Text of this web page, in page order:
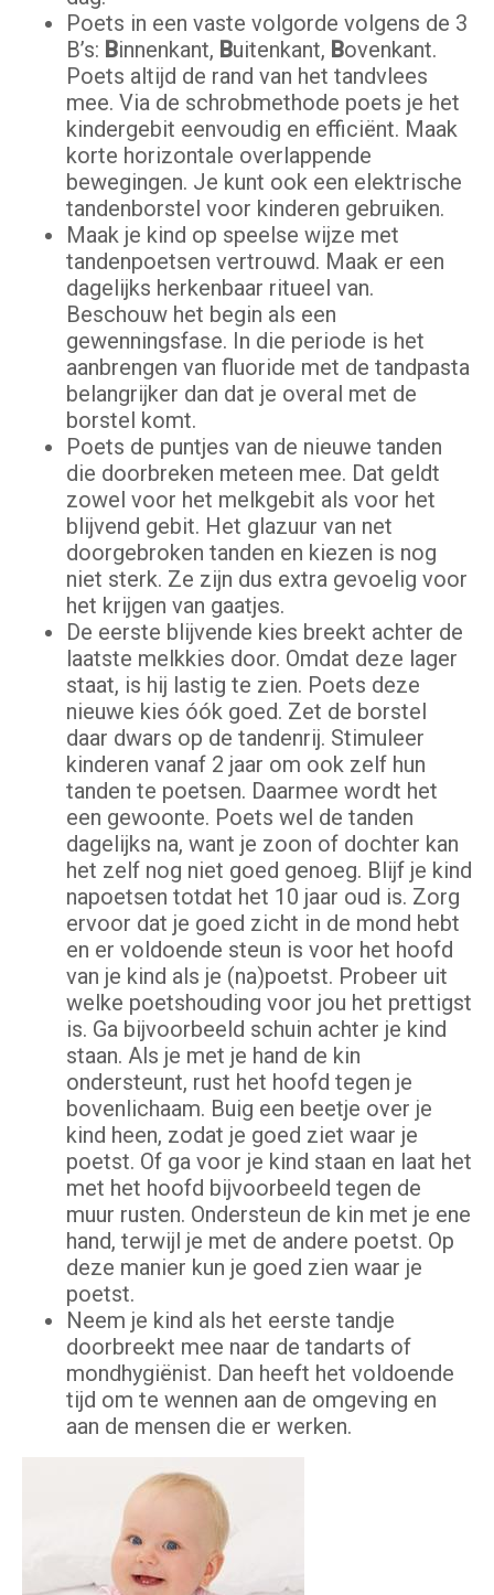
Poets in een vaste volgorde volgens de 3
B’s: Binnenkant, Buitenkant, Bovenkant.
Poets altijd de rand van het tandvlees
mee. Via de schrobmethode poets je het
kindergebit eenvoudig en efficiënt. Maak
korte horizontale overlappende
bewegingen. Je kunt ook een elektrische
tandenborstel voor kinderen gebruiken.
Maak je kind op speelse wijze met
tandenpoetsen vertrouwd. Maak er een
dagelijks herkenbaar ritueel van.
Beschouw het begin als een
gewenningsfase. In die periode is het
aanbrengen van fluoride met de tandpasta
belangrijker dan dat je overal met de
borstel komt.
Poets de puntjes van de nieuwe tanden
die doorbreken meteen mee. Dat geldt
zowel voor het melkgebit als voor het
blijvend gebit. Het glazuur van net
doorgebroken tanden en kiezen is nog
niet sterk. Ze zijn dus extra gevoelig voor
het krijgen van gaatjes.
De eerste blijvende kies breekt achter de
laatste melkkies door. Omdat deze lager
staat, is hij lastig te zien. Poets deze
nieuwe kies óók goed. Zet de borstel
daar dwars op de tandenrij. Stimuleer
kinderen vanaf 2 jaar om ook zelf hun
tanden te poetsen. Daarmee wordt het
een gewoonte. Poets wel de tanden
dagelijks na, want je zoon of dochter kan
het zelf nog niet goed genoeg. Blijf je kind
napoetsen totdat het 10 jaar oud is. Zorg
ervoor dat je goed zicht in de mond hebt
en er voldoende steun is voor het hoofd
van je kind als je (na)poetst. Probeer uit
welke poetshouding voor jou het prettigst
is. Ga bijvoorbeeld schuin achter je kind
staan. Als je met je hand de kin
ondersteunt, rust het hoofd tegen je
bovenlichaam. Buig een beetje over je
kind heen, zodat je goed ziet waar je
poetst. Of ga voor je kind staan en laat het
met het hoofd bijvoorbeeld tegen de
muur rusten. Ondersteun de kin met je ene
hand, terwijl je met de andere poetst. Op
deze manier kun je goed zien waar je
poetst.
Neem je kind als het eerste tandje
doorbreekt mee naar de tandarts of
mondhygiënist. Dan heeft het voldoende
tijd om te wennen aan de omgeving en
aan de mensen die er werken.